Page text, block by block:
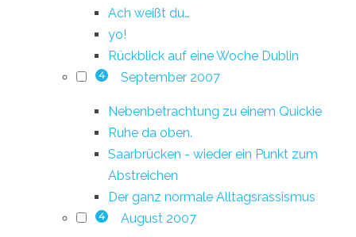
Ach weißt du…
yo!
Rückblick auf eine Woche Dublin
4 September 2007
Nebenbetrachtung zu einem Quickie
Ruhe da oben.
Saarbrücken - wieder ein Punkt zum
Abstreichen
Der ganz normale Alltagsrassismus
4 August 2007